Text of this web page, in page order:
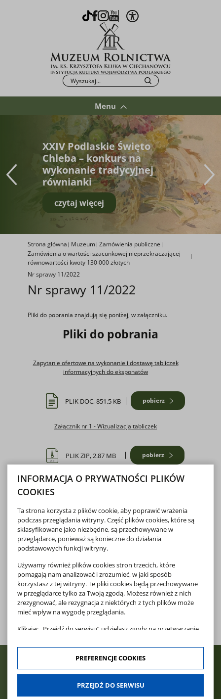
TikTok
Facebook
Instagram
YoutubeOtwórz opcje WCAG
Po kliknięciu przycisku fraza zostanie
Szukaj
Menu
XXIV Podlaskie Święto
Chleba – konkurs na
wykonanie tradycyjnej
równianki
czytaj więcej
Strona główna Muzeum Zamówienia publiczne
Zamówienia o wartości szacunkowej nieprzekraczającej
równowartości kwoty 130 000 złotych
Nr sprawy 11/2022
Nr sprawy 11/2022
Pliki do pobrania znajdują się poniżej, w załączniku.
Pliki do pobrania
Zapytanie ofertowe na wykonanie i dostawę tabliczek
informacyjnych do eksponatów
PLIK DOC, 851.5 KB pobierz
Załącznik nr 1 - Wizualizacja tabliczek
ZIP
PLIK ZIP, 2.87 MB pobierz
Załącznik nr 2 - Przykładowa tablica 1
PLIK DOCX, 17.17 KB pobierz
Załącznik nr 3 - Przykładowa tablica 2
PLIK DOCX, 16.26 KB pobierz
Informacja o unieważnieniu zapytania ofertowego
PLIK DOCX, 75 KB
INFORMACJA O PRYWATNOŚCI PLIKÓW
COOKIES
Ta strona korzysta z plików cookie, aby poprawić wrażenia
podczas przeglądania witryny. Część plików cookies, które są
sklasyfikowane jako niezbędne, są przechowywane w
przeglądarce, ponieważ są konieczne do działania
podstawowych funkcji witryny.
Używamy również plików cookies stron trzecich, które
pomagają nam analizować i zrozumieć, w jaki sposób
korzystasz z tej witryny. Te pliki cookies będą przechowywane
w przeglądarce tylko za Twoją zgodą. Możesz również z nich
zrezygnować, ale rezygnacja z niektórych z tych plików może
mieć wpływ na wygodę przeglądania.
Klikając „Przejdź do serwisu” udzielasz zgody na przetwarzanie
naszej stronie. Dane są zbierane w celach zgodnych z naszą
polityką prywatnościorazpolityką cookies. Zgoda jest
klikając w "Preferencje cookies".
PREFERENCJE COOKIES
PRZEJDŹ DO SERWISU